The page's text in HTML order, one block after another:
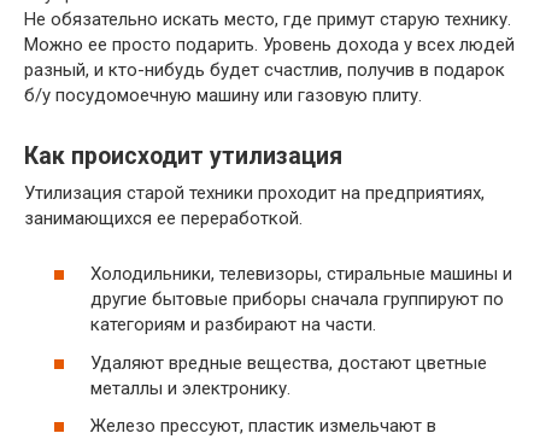
Не обязательно искать место, где примут старую технику.
Можно ее просто подарить. Уровень дохода у всех людей
разный, и кто-нибудь будет счастлив, получив в подарок
б/у посудомоечную машину или газовую плиту.
Как происходит утилизация
Утилизация старой техники проходит на предприятиях,
занимающихся ее переработкой.
Холодильники, телевизоры, стиральные машины и
другие бытовые приборы сначала группируют по
категориям и разбирают на части.
Удаляют вредные вещества, достают цветные
металлы и электронику.
Железо прессуют, пластик измельчают в